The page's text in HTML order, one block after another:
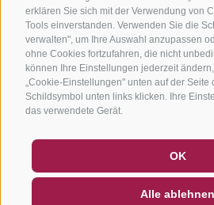
erklären Sie sich mit der Verwendung von
Tools einverstanden. Verwenden Sie die
verwalten", um Ihre Auswahl anzupassen
ohne Cookies fortzufahren, die nicht
können Ihre Einstellungen jederzeit
„Cookie-Einstellungen" unten auf der Seite
Schildsymbol unten links klicken. Ihre
das verwendete Gerät.
OK
Alle ablehnen
NEWSLETTER
SOCIAL WALL